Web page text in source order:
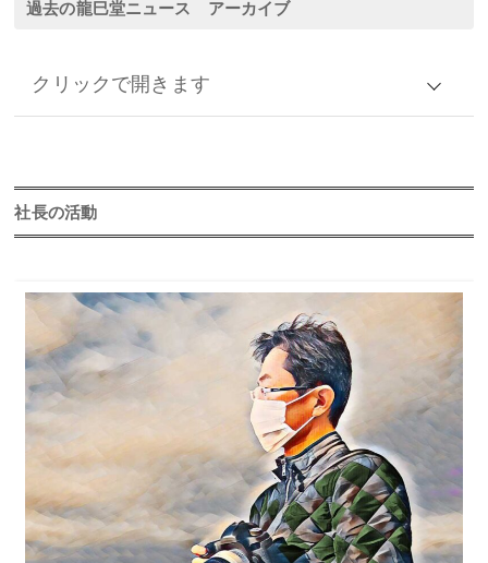
過去の龍巳堂ニュース アーカイブ
クリックで開きます
2026年
2025年
2023年
2022年
2020年
2019年
社長の活動